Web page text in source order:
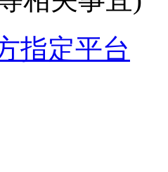
指定平台